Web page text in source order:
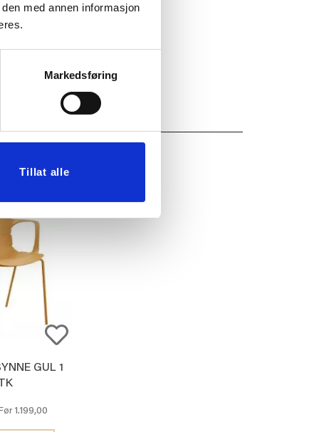
med annen informasjon
Markedsføring
Tillat alle
GUL 1
1.199,00